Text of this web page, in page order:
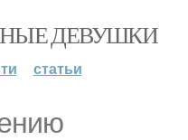
ДЕВУШКИ
статьи